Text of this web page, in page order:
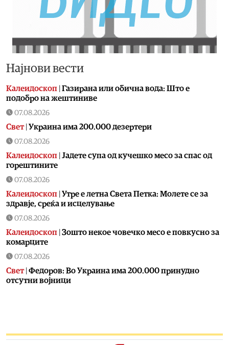
Најнови вести
Калеидоскоп Газирана или обична вода: Што е
подобро на жештиниве
07.08.2026
Свет| Украина има 200.000 дезертери
07.08.2026
Калеидоскоп Jадете супа од кучешко месо за спас од
горештините
07.08.2026
Калеидоскоп Утре е летна Света Петка: Молете се за
здравје, среќа и исцелување
07.08.2026
Калеидоскоп Зошто некое човечко месо е повкусно за
комарците
07.08.2026
Свет| Федоров: Во Украина има 200.000 принудно
отсутни војници
Uncategorized|Пукање во Сарај